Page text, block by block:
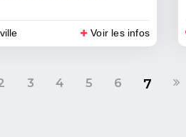
Voir les infos
3 4 5 6 7